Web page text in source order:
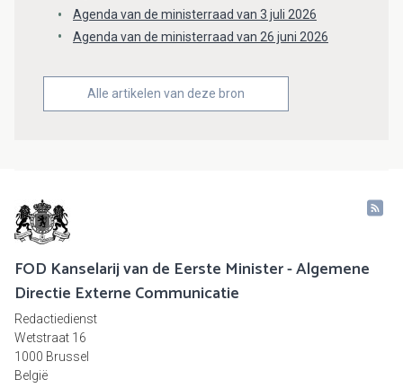
Agenda van de ministerraad van 3 juli 2026
Agenda van de ministerraad van 26 juni 2026
Alle artikelen van deze bron
FOD Kanselarij van de Eerste Minister - Algemene
Directie Externe Communicatie
Redactiedienst
Wetstraat 16
1000 Brussel
België